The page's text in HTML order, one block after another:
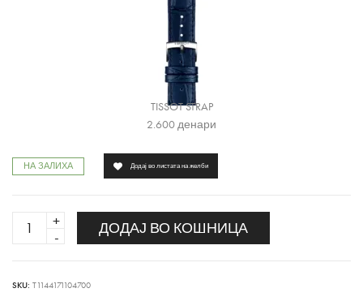
TISSOT STRAP
2.600денари
НА ЗАЛИХА
PRC
200
ДОДАЈ ВО КОШНИЦА
Додај во листата на желби
SKU: T1144171104700